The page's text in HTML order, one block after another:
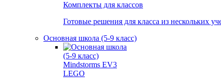
Комплекты для классов
Готовые решения для класса из нескольких
Основная школа (5-9 класс)